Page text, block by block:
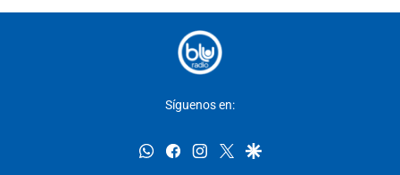
Síguenos en:
whatsappfacebookinstagram
twittergoogle